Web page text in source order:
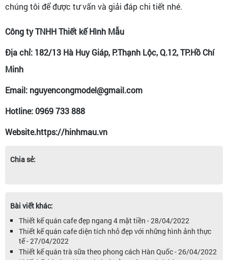
chúng tôi để được tư vấn và giải đáp chi tiết nhé.
Công ty TNHH Thiết kế Hình Mẫu
Địa chỉ: 182/13 Hà Huy Giáp, P.Thạnh Lộc, Q.12, TP.Hồ Chí
Minh
Email: nguyencongmodel@gmail.com
Hotline: 0969 733 888
Website.https://hinhmau.vn
Chia sẻ:
Bài viết khác:
Thiết kế quán cafe đẹp ngang 4 mặt tiền - 28/04/2022
Thiết kế quán cafe diện tích nhỏ đẹp với những hình ảnh thực
tế - 27/04/2022
Thiết kế quán trà sữa theo phong cách Hàn Quốc - 26/04/2022